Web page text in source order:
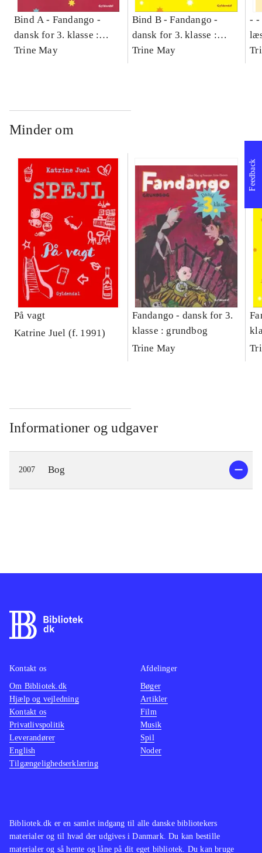
Bind A - Fandango -
dansk for 3. klasse :
grundbog -- Arbejdsbog.
Trine May
Bind B -Fandango -
dansk for 3. klasse :
grundbog -- Arbejdsbog.
Trine May
- -
-
Minder om
På vagt
Katrine Juel (f. 1991)
Fandango - dansk for 3.
klasse : grundbog
Trine May
Informationer og udgaver
2007 Bog
Feedback
Bibliotek.dk er en samlet indgang til alle danske bibliotekers
materialer og til hvad der udgives i Danmark. Du kan bestille
materialer og så hente og låne på dit eget bibliotek. Du kan bruge
Kontakt os
Om Bibliotek.dk
Hjælp og vejledning
Kontakt os
Privatlivspolitik
Leverandører
English
Tilgængelighedserklæring
Afdelinger
Bøger
Artikler
Film
Musik
Spil
Noder